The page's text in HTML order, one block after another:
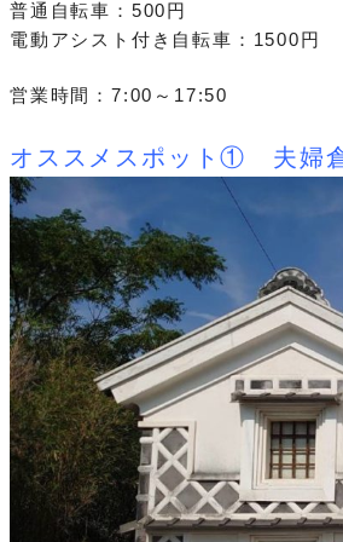
普通自転車：500円
電動アシスト付き自転車：1500円
営業時間：7:00～17:50
オススメスポット① 夫婦